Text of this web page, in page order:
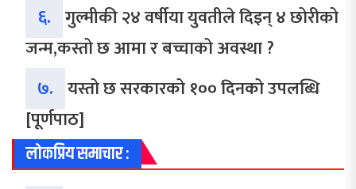
६. गुल्मीकी २४ वर्षीया युवतीले दिइन् ४ छोरीको
जन्म,कस्तो छ आमा र बच्चाको अवस्था ?
७. यस्तो छ सरकारको १०० दिनको उपलब्धि
[पूर्णपाठ]
लोकप्रिय समाचार :